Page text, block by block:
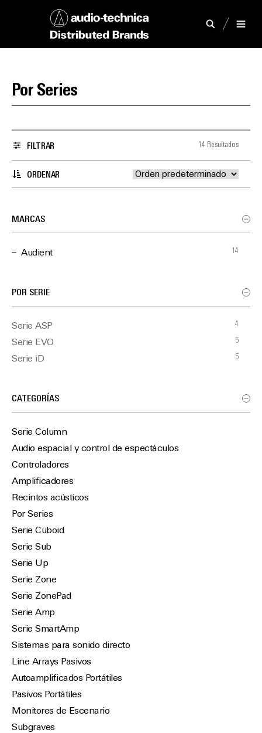
Por Series
ORDENAR
FILTRAR 14 Resultados
MARCAS
Audient 14
POR SERIE
Serie ASP 4
Serie EVO 5
Serie iD 5
CATEGORÍAS
Serie Column
Audio espacial y control de espectáculos
Controladores
Amplificadores
Recintos acústicos
Por Series
Serie Cuboid
Serie Sub
Serie Up
Serie Zone
Serie ZonePad
Serie Amp
Serie SmartAmp
Sistemas para sonido directo
Line Arrays Pasivos
Autoamplificados Portátiles
Pasivos Portátiles
Monitores de Escenario
Subgraves